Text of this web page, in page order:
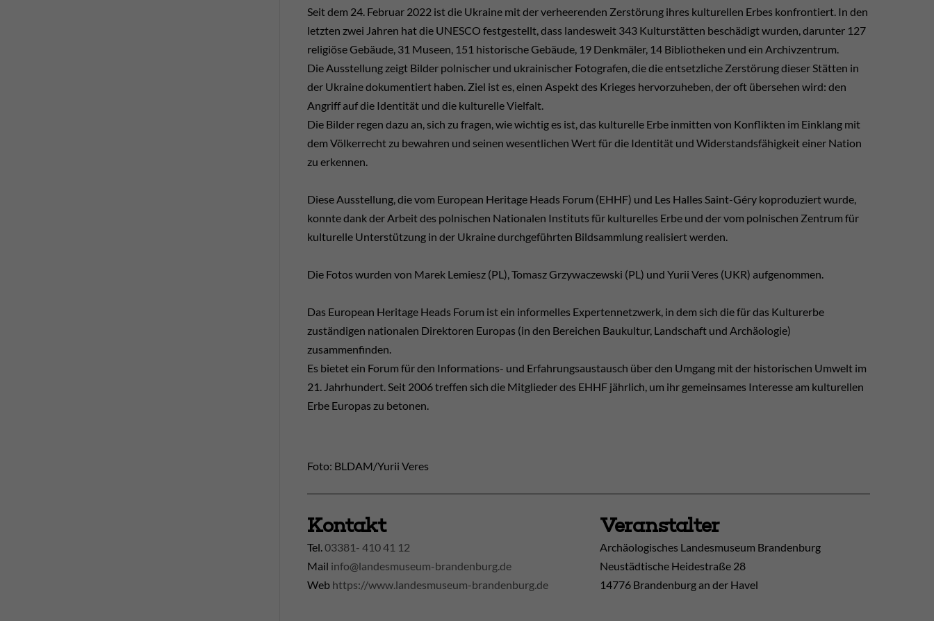
Seit dem 24. Februar 2022 ist die Ukraine mit der verheerenden Zerstörung ihres kulturellen Erbes konfrontiert. In den
letzten zwei Jahren hat die UNESCO festgestellt, dass landesweit 343 Kulturstätten beschädigt wurden, darunter 127
religiöse Gebäude, 31 Museen, 151 historische Gebäude, 19 Denkmäler, 14 Bibliotheken und ein Archivzentrum.
Die Ausstellung zeigt Bilder polnischer und ukrainischer Fotografen, die die entsetzliche Zerstörung dieser Stätten in
der Ukraine dokumentiert haben. Ziel ist es, einen Aspekt des Krieges hervorzuheben, der oft übersehen wird: den
Angriff auf die Identität und die kulturelle Vielfalt.
Die Bilder regen dazu an, sich zu fragen, wie wichtig es ist, das kulturelle Erbe inmitten von Konflikten im Einklang mit
dem Völkerrecht zu bewahren und seinen wesentlichen Wert für die Identität und Widerstandsfähigkeit einer Nation
zu erkennen.
Diese Ausstellung, die vom European Heritage Heads Forum (EHHF) und Les Halles Saint-Géry koproduziert wurde,
konnte dank der Arbeit des polnischen Nationalen Instituts für kulturelles Erbe und der vom polnischen Zentrum für
kulturelle Unterstützung in der Ukraine durchgeführten Bildsammlung realisiert werden.
Die Fotos wurden von Marek Lemiesz (PL), Tomasz Grzywaczewski (PL) und Yurii Veres (UKR) aufgenommen.
Das European Heritage Heads Forum ist ein informelles Expertennetzwerk, in dem sich die für das Kulturerbe
zuständigen nationalen Direktoren Europas (in den Bereichen Baukultur, Landschaft und Archäologie)
zusammenfinden.
Es bietet ein Forum für den Informations- und Erfahrungsaustausch über den Umgang mit der historischen Umwelt im
21. Jahrhundert. Seit 2006 treffen sich die Mitglieder des EHHF jährlich, um ihr gemeinsames Interesse am kulturellen
Erbe Europas zu betonen.
Foto: BLDAM/Yurii Veres
Kontakt
Tel. 03381- 410 41 12
Mail info@landesmuseum-brandenburg.de
Web https://www.landesmuseum-brandenburg.de
Veranstalter
Archäologisches Landesmuseum Brandenburg
Neustädtische Heidestraße 28
14776 Brandenburg an der Havel